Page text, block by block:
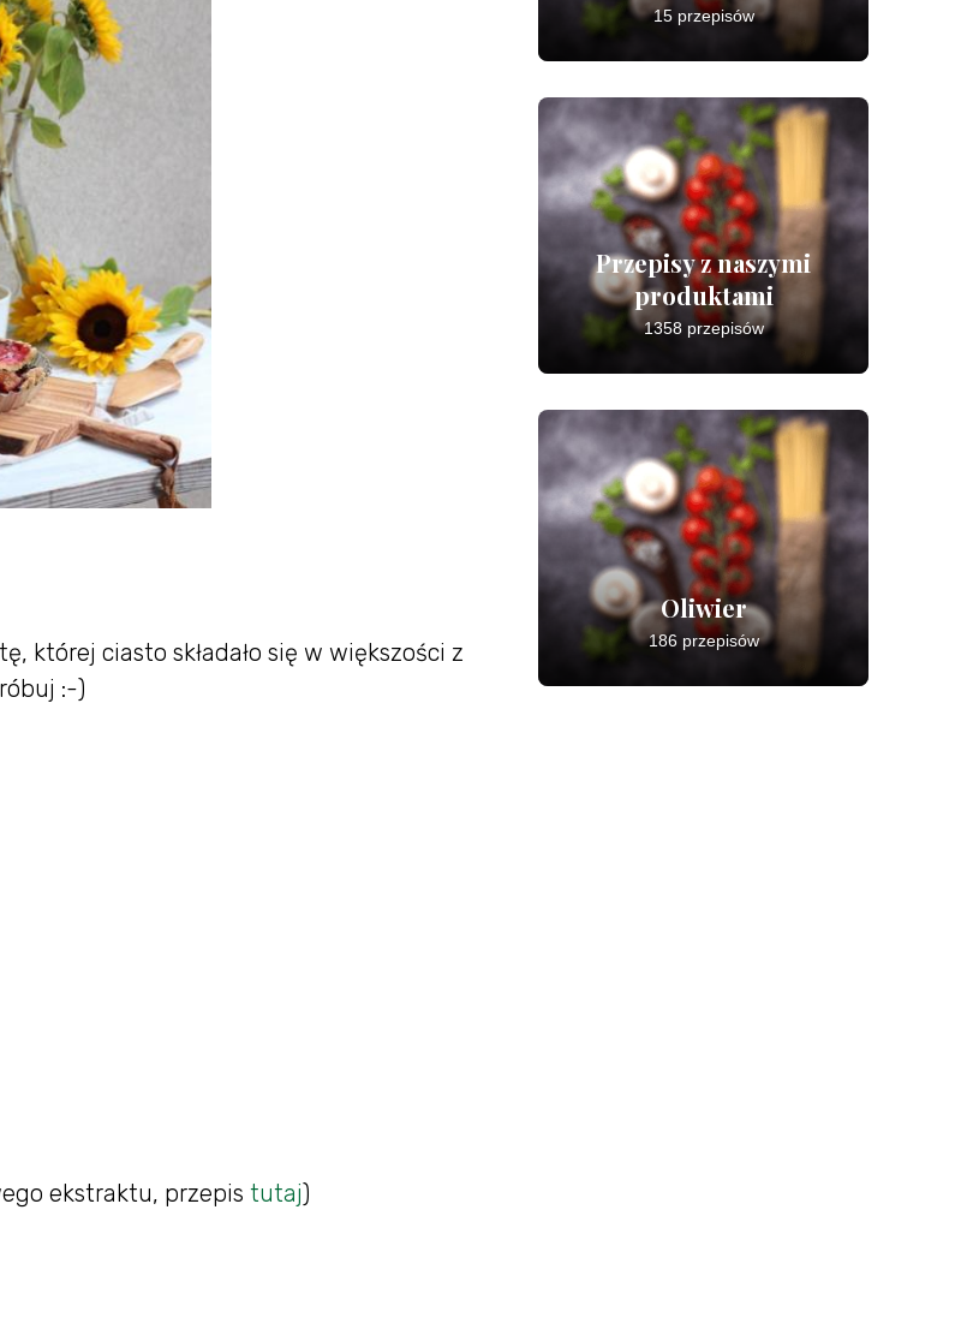
której ciasto składało się w większości z
:-)
ekstraktu, przepis tutaj)
15 przepisów
Przepisy z naszymi
produktami
1358 przepisów
Oliwier
186 przepisów